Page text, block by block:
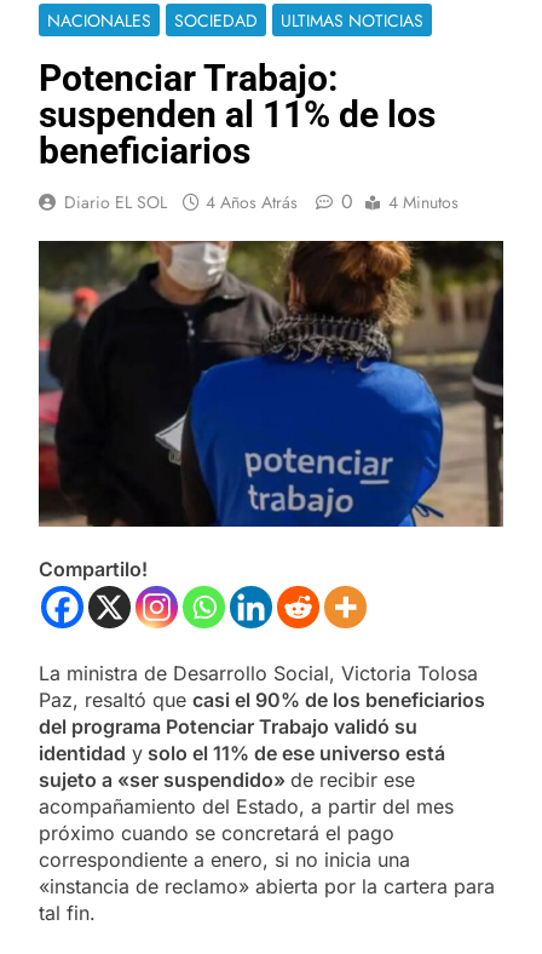
NACIONALES SOCIEDAD ULTIMAS NOTICIAS
Potenciar Trabajo:
suspenden al 11% de los
beneficiarios
Diario EL SOL 4 Años Atrás 0 4 Minutos
Compartilo!
La ministra de Desarrollo Social, Victoria Tolosa
Paz, resaltó que casi el 90% de los beneficiarios
del programa Potenciar Trabajo validó su
identidad y solo el 11% de ese universo está
sujeto a «ser suspendido» de recibir ese
acompañamiento del Estado, a partir del mes
próximo cuando se concretará el pago
correspondiente a enero, si no inicia una
«instancia de reclamo» abierta por la cartera para
tal fin.